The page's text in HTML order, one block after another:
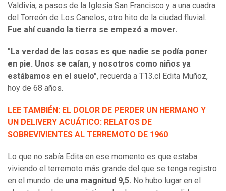
Valdivia, a pasos de la Iglesia San Francisco y a una cuadra
del Torreón de Los Canelos, otro hito de la ciudad fluvial.
Fue ahí cuando la tierra se empezó a mover.
"La verdad de las cosas es que nadie se podía poner
en pie. Unos se caían, y nosotros como niños ya
estábamos en el suelo", recuerda a T13.cl Edita Muñoz,
hoy de 68 años.
LEE TAMBIÉN: EL DOLOR DE PERDER UN HERMANO Y
UN DELIVERY ACUÁTICO: RELATOS DE
SOBREVIVIENTES AL TERREMOTO DE 1960
Lo que no sabía Edita en ese momento es que estaba
viviendo el terremoto más grande del que se tenga registro
en el mundo: de una magnitud 9,5. No hubo lugar en el